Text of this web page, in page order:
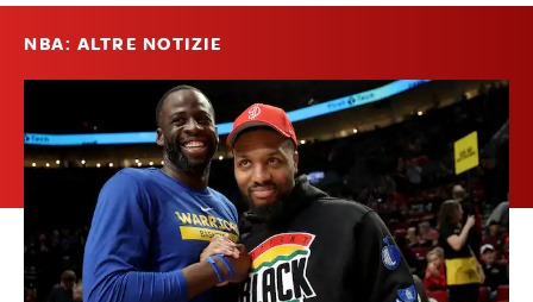
NBA: ALTRE NOTIZIE